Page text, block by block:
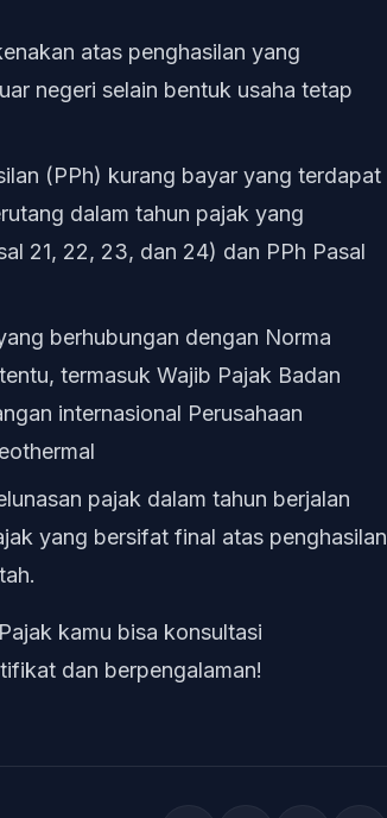
atas penghasilan yang
negeri selain bentuk usaha tetap
(PPh) kurang bayar yang terdapat
dalam tahun pajak yang
21, 22, 23, dan 24) dan PPh Pasal
berhubungan dengan Norma
termasuk Wajib Pajak Badan
internasional Perusahaan
pajak dalam tahun berjalan
yang bersifat final atas penghasilan
kamu bisa konsultasi
dan berpengalaman!